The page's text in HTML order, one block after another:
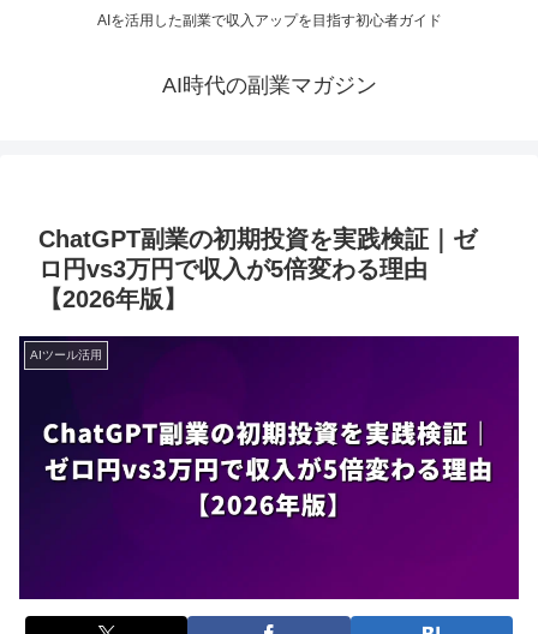
AIを活用した副業で収入アップを目指す初心者ガイド
AI時代の副業マガジン
ChatGPT副業の初期投資を実践検証｜ゼ
ロ円vs3万円で収入が5倍変わる理由
【2026年版】
AIツール活用